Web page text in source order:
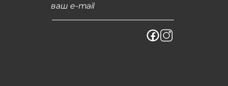
ваш e-mail